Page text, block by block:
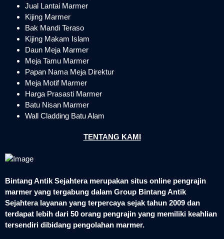
Jual Lantai Marmer
Kijing Marmer
Bak Mandi Teraso
Kijing Makam Islam
Daun Meja Marmer
Meja Tamu Marmer
Papan Nama Meja Direktur
Meja Motif Marmer
Harga Prasasti Marmer
Batu Nisan Marmer
Wall Cladding Batu Alam
TENTANG KAMI
Bintang Antik Sejahtera merupakan situs online pengrajin
marmer yang tergabung dalam Group Bintang Antik
Sejahtera layanan yang terpercaya sejak tahun 2009 dan
terdapat lebih dari 50 orang pengrajin yang memiliki keahlian
tersendiri dibidang pengolahan marmer.